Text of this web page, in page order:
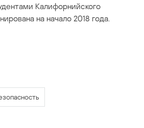
Калифорнийского
на начало 2018 года.